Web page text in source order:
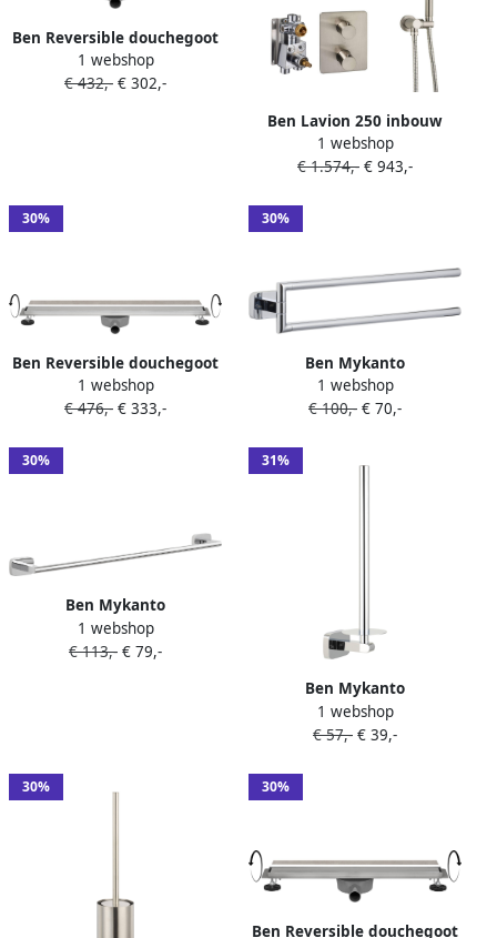
Ben Reversible douchegoot
inzetbaar met tegel of
meegeleverd rooster 60 cm
1 webshop
€ 432,- € 302,-
Ben Lavion 250 inbouw
regendoucheset met
plafondaansluiting Ø25cm
1 webshop
€ 1.574,- € 943,-
30%
Ben Reversible douchegoot
inzetbaar met tegel of
meegeleverd rooster 80cm
1 webshop
€ 476,- € 333,-
30%
Ben Mykanto
handdoekhouder chroom
1 webshop
€ 100,- € 70,-
30%
Ben Mykanto
handdoekbeugel 60x7x3
9cm chroom
1 webshop
€ 113,- € 79,-
31%
Ben Mykanto
reserverolhouder 6 9x9x28
8cm chroom
1 webshop
€ 57,- € 39,-
30% 30%
Ben Reversible douchegoot